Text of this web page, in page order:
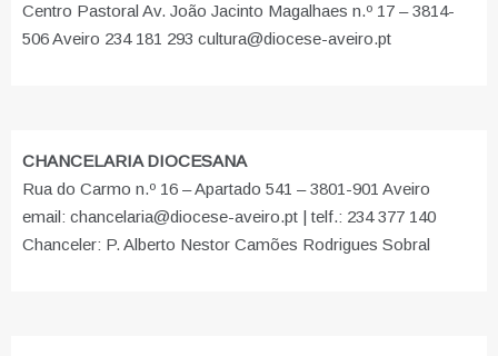
Centro Pastoral Av. João Jacinto Magalhaes n.º 17 – 3814-
506 Aveiro 234 181 293 cultura@diocese-aveiro.pt
CHANCELARIA DIOCESANA
Rua do Carmo n.º 16 – Apartado 541 – 3801-901 Aveiro
email: chancelaria@diocese-aveiro.pt | telf.: 234 377 140
Chanceler: P. Alberto Nestor Camões Rodrigues Sobral